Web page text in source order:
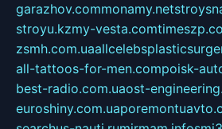
garazhov.commonamy.net
stroyu.kzmy-vesta.com
zsmh.com.ua
all-tattoos-for-men.compoisk-
best-radio.com.uaost-
euroshiny.com.ua